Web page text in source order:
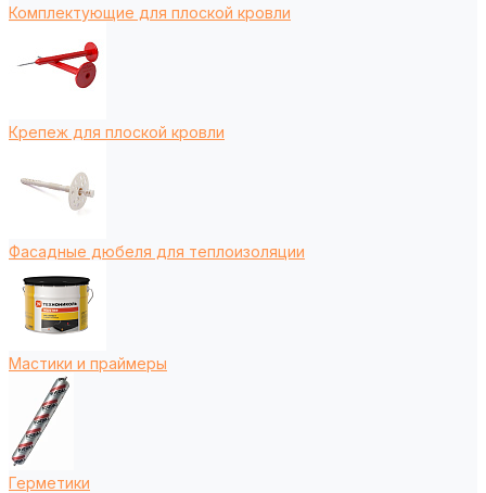
Комплектующие для плоской кровли
Крепеж для плоской кровли
Фасадные дюбеля для теплоизоляции
Мастики и праймеры
Герметики